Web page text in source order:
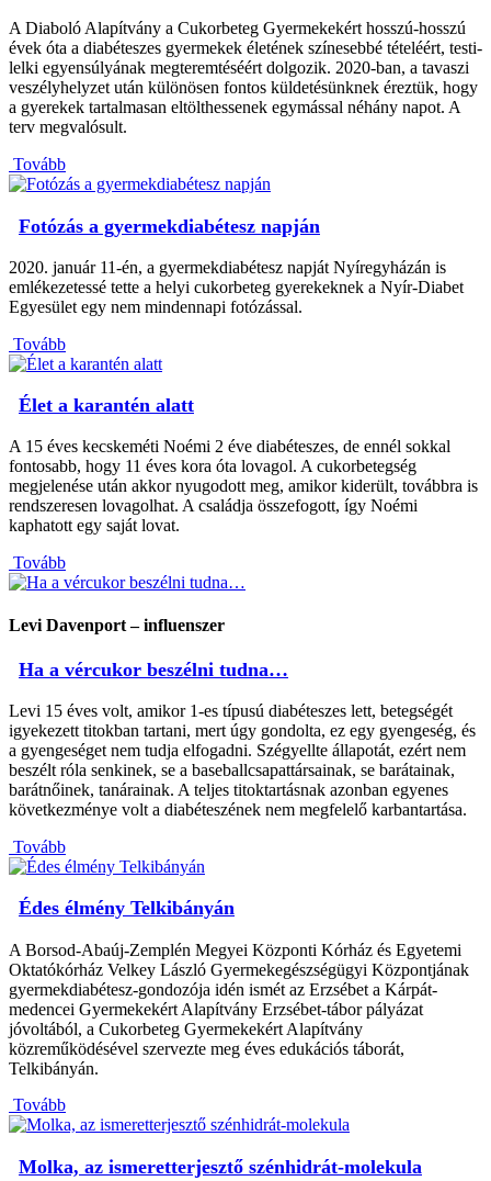
A Diaboló Alapítvány a Cukorbeteg Gyermekekért hosszú-hosszú
évek óta a diabéteszes gyermekek életének színesebbé tételéért, testi-
lelki egyensúlyának megteremtéséért dolgozik. 2020-ban, a tavaszi
veszélyhelyzet után különösen fontos küldetésünknek éreztük, hogy
a gyerekek tartalmasan eltölthessenek egymással néhány napot. A
terv megvalósult.
Tovább
Fotózás a gyermekdiabétesz napján
2020. január 11-én, a gyermekdiabétesz napját Nyíregyházán is
emlékezetessé tette a helyi cukorbeteg gyerekeknek a Nyír-Diabet
Egyesület egy nem mindennapi fotózással.
Tovább
Élet a karantén alatt
A 15 éves kecskeméti Noémi 2 éve diabéteszes, de ennél sokkal
fontosabb, hogy 11 éves kora óta lovagol. A cukorbetegség
megjelenése után akkor nyugodott meg, amikor kiderült, továbbra is
rendszeresen lovagolhat. A családja összefogott, így Noémi
kaphatott egy saját lovat.
Tovább
Levi Davenport – influenszer
Ha a vércukor beszélni tudna…
Levi 15 éves volt, amikor 1-es típusú diabéteszes lett, betegségét
igyekezett titokban tartani, mert úgy gondolta, ez egy gyengeség, és
a gyengeséget nem tudja elfogadni. Szégyellte állapotát, ezért nem
beszélt róla senkinek, se a baseballcsapattársainak, se barátainak,
barátnőinek, tanárainak. A teljes titoktartásnak azonban egyenes
következménye volt a diabéteszének nem megfelelő karbantartása.
Tovább
Édes élmény Telkibányán
A Borsod-Abaúj-Zemplén Megyei Központi Kórház és Egyetemi
Oktatókórház Velkey László Gyermekegészségügyi Központjának
gyermekdiabétesz-gondozója idén ismét az Erzsébet a Kárpát-
medencei Gyermekekért Alapítvány Erzsébet-tábor pályázat
jóvoltából, a Cukorbeteg Gyermekekért Alapítvány
közreműködésével szervezte meg éves edukációs táborát,
Telkibányán.
Tovább
Molka, az ismeretterjesztő szénhidrát-molekula